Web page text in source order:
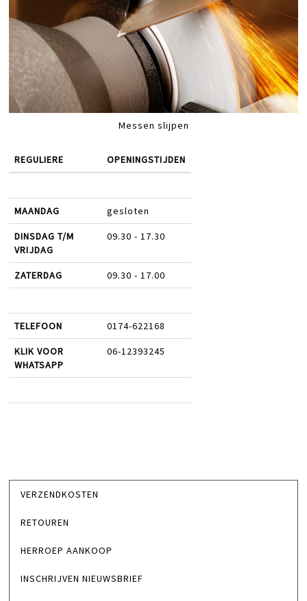
Messen slijpen
REGULIERE OPENINGSTIJDEN
MAANDAG gesloten
DINSDAG T/M
VRIJDAG
09.30 - 17.30
ZATERDAG 09.30 - 17.00
TELEFOON 0174-622168
KLIK VOOR
WHATSAPP
06-12393245
VERZENDKOSTEN
RETOUREN
HERROEP AANKOOP
INSCHRIJVEN NIEUWSBRIEF